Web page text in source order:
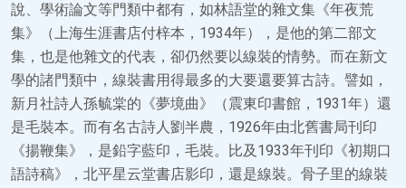
說、學術論文等門類中都有，如林語堂的雜文集《年夜荒
集》（上海生涯書店付梓本，1934年），是他的第二部文
集，也是他雜文的代表，卻仍然要以線裝的情勢。而在新文
學的諸門類中，線裝書用得最多的大要還要算古詩。譬如，
新月社詩人孫毓棠的《夢境曲》（震東印書館，1931年）還
是毛裝本。而有名古詩人劉半農，1926年由北舊書局刊印
《揚鞭集》，是鉛字藍印，毛裝。比及1933年刊印《初期口
語詩稿》，北平星云堂書店影印，還是線裝。骨子里的線裝